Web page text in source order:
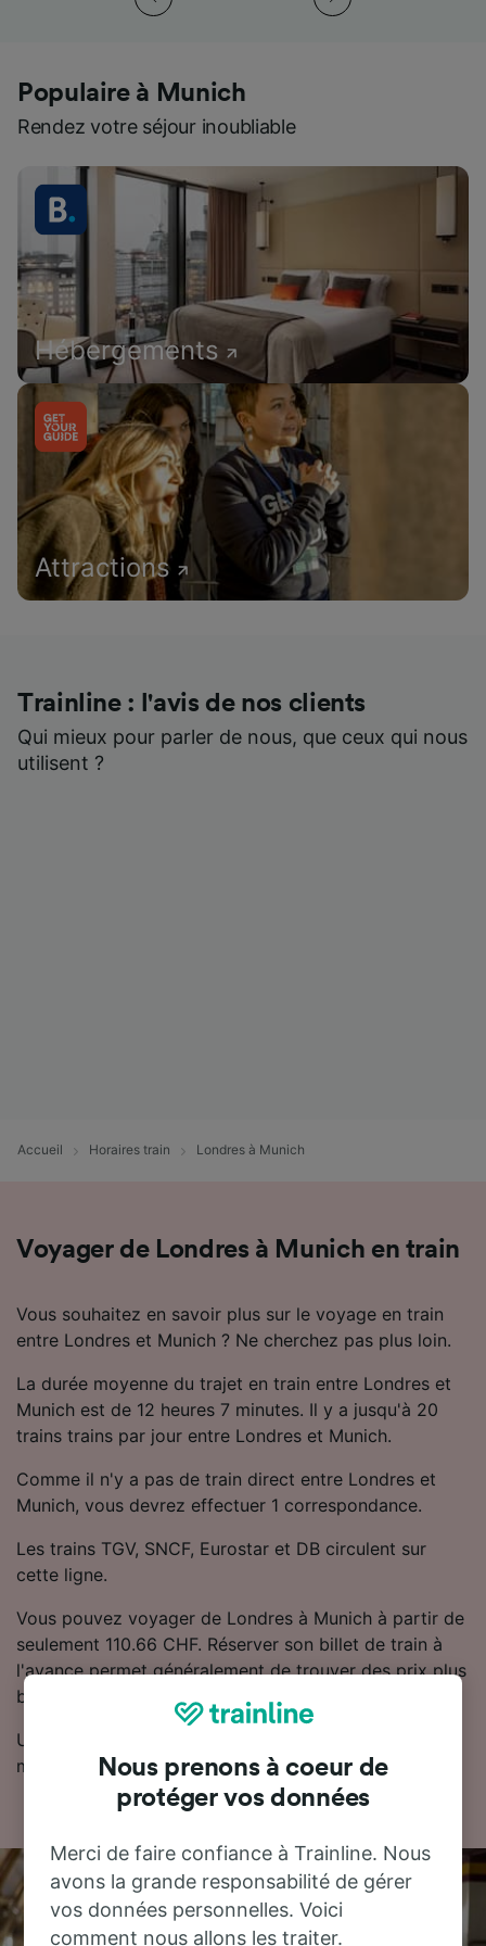
Populaire à Munich
Rendez votre séjour inoubliable
Hébergements
Attractions
Trainline : l'avis de nos clients
Qui mieux pour parler de nous, que ceux qui nous
utilisent ?
Accueil Horaires train Londres à Munich
Voyager de Londres à Munich en train
Vous souhaitez en savoir plus sur le voyage en train
entre Londres et Munich ? Ne cherchez pas plus loin.
La durée moyenne du trajet en train entre Londres et
Munich est de 12 heures 7 minutes. Il y a jusqu'à 20
trains trains par jour entre Londres et Munich.
Comme il n'y a pas de train direct entre Londres et
Munich, vous devrez effectuer 1 correspondance.
Les trains TGV, SNCF, Eurostar et DB circulent sur
cette ligne.
Vous pouvez voyager de Londres à Munich à partir de
seulement 110.66 CHF. Réserver son billet de train à
l'avance permet généralement de trouver des prix plus
bas.
Utilisez notre planificateur de voyage pour obtenir les
meilleurs prix sur vos billets.
Nous prenons à coeur de
protéger vos données
Merci de faire confiance à Trainline. Nous
avons la grande responsabilité de gérer
vos données personnelles. Voici
comment nous allons les traiter.